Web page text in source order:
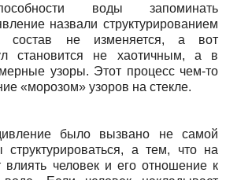
воды запоминать
назвали структурированием
состав не изменяется, а вот
становится не хаотичным, а в
узоры. Этот процесс чем-то
«морозом» узоров на стекле.
было вызвано не самой
структурироваться, а тем, что на
влиять человек и его отношение к